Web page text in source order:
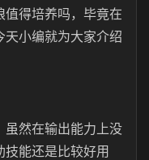
值得培养吗，毕竟在
天小编就为大家介绍
虽然在输出能力上没
能还是比较好用